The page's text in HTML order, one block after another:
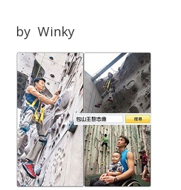
by Winky